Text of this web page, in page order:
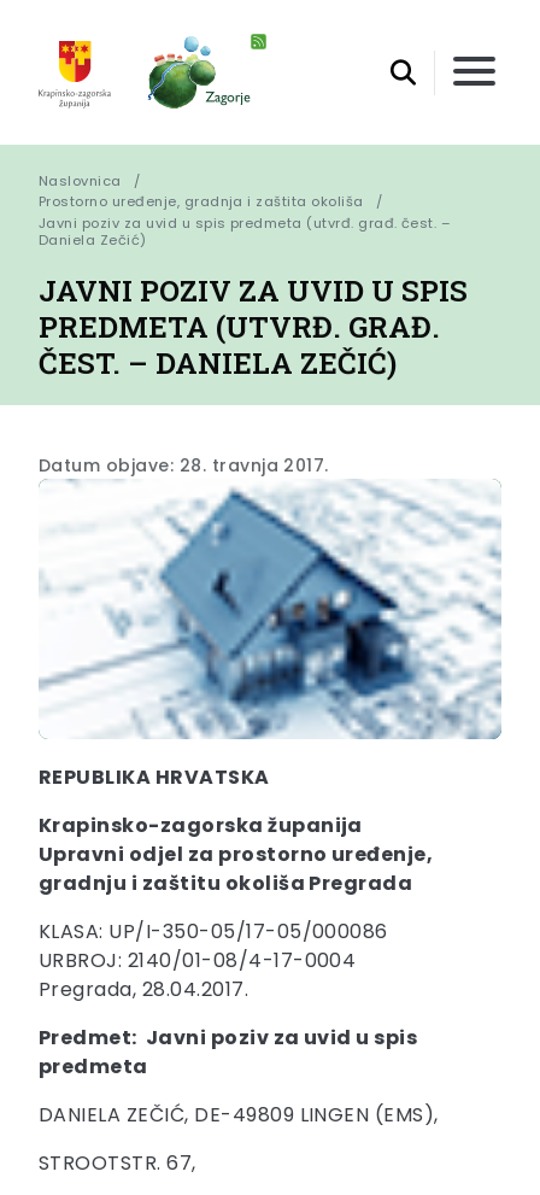
Naslovnica
Prostorno uređenje, gradnja i zaštita okoliša
Javni poziv za uvid u spis predmeta (utvrđ. građ. čest. –
Daniela Zečić)
JAVNI POZIV ZA UVID U SPIS
PREDMETA (UTVRĐ. GRAĐ.
ČEST. – DANIELA ZEČIĆ)
Datum objave: 28. travnja 2017.
REPUBLIKA HRVATSKA
Krapinsko-zagorska županija
Upravni odjel za prostorno uređenje,
gradnju i zaštitu okoliša Pregrada
KLASA: UP/I-350-05/17-05/000086
URBROJ: 2140/01-08/4-17-0004
Pregrada, 28.04.2017.
Predmet: Javni poziv za uvid u spis
predmeta
DANIELA ZEČIĆ, DE-49809 LINGEN (EMS),
STROOTSTR. 67,